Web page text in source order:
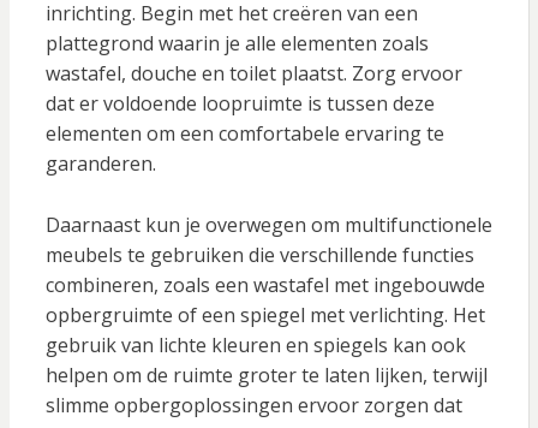
inrichting. Begin met het creëren van een
plattegrond waarin je alle elementen zoals
wastafel, douche en toilet plaatst. Zorg ervoor
dat er voldoende loopruimte is tussen deze
elementen om een comfortabele ervaring te
garanderen.
Daarnaast kun je overwegen om multifunctionele
meubels te gebruiken die verschillende functies
combineren, zoals een wastafel met ingebouwde
opbergruimte of een spiegel met verlichting. Het
gebruik van lichte kleuren en spiegels kan ook
helpen om de ruimte groter te laten lijken, terwijl
slimme opbergoplossingen ervoor zorgen dat